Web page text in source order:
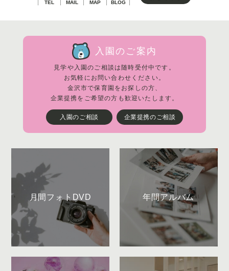
TEL MAIL MAP BLOG
入園のご案内
見学や入園のご相談は随時受付中です。
お気軽にお問い合わせください。
金沢市で保育園をお探しの方、
企業提携をご希望の方も歓迎いたします。
入園のご相談 企業提携のご相談
月間フォトDVD 年間アルバム